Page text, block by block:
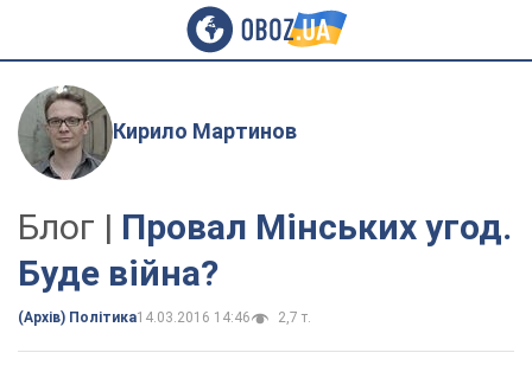
Кирило Мартинов
Блог | Провал Мінських угод.
Буде війна?
(Архів) Політика14.03.2016 14:46 2,7 т.